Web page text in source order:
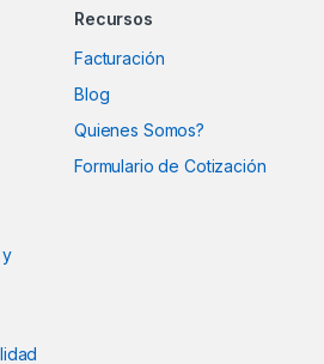
Recursos
Facturación
Blog
Quienes Somos?
Formulario de Cotización